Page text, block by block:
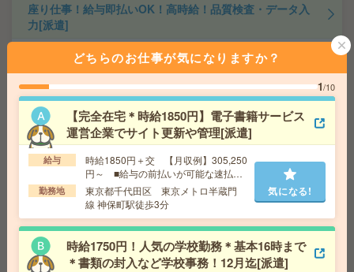
座り仕事！給与即払いOK！高時給！品質検査・データ入
力[派遣]
時給1800円
交通費 交通費支給有り
勤務地 みどりの駅～徒歩20分 ※車通勤・バイク通
勤OK
気になる!
《単発1日OK！日払い可》＊DMのモクモクシール貼り
[派遣]
給 与 時給1,500円～1,875円
■ 交通費規定内支給 ※派遣先による
勤務地 【牛久市】牛久駅・ひたち野うしく駅など勤
務地多数！
気になる!
どちらのお仕事が気になりますか？
1/10
【完全在宅＊時給1850円】電子書籍サービス
運営企業でサイト更新や管理[派遣]
給与
時給1850円＋交 【月収例】305,250
円～ ■給与の前払いが可能な速払い
サービスあり
勤務地
東京都千代田区 東京メトロ半蔵門
線 神保町駅徒歩3分
気になる!
時給1750円！人気の学校勤務＊基本16時まで
＊書類の封入など学校事務！12月迄[派遣]